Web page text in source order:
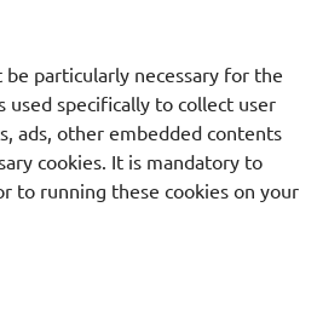
particularly necessary for the
specifically to collect user
ads, other embedded contents
cookies. It is mandatory to
to running these cookies on your